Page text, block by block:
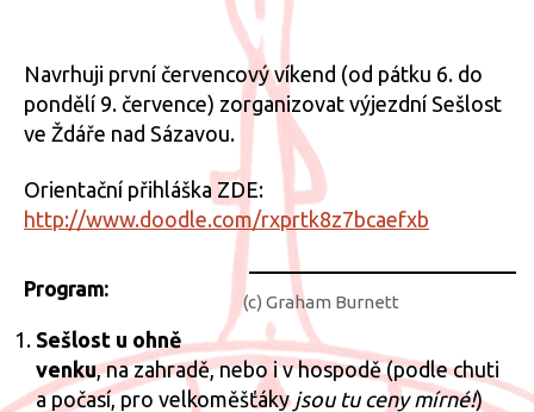
příspěvku
Navrhuji první červencový víkend (od pátku 6. do
pondělí 9. července) zorganizovat výjezdní Sešlost
ve Ždáře nad Sázavou.
Orientační přihláška ZDE:
http://www.doodle.com/rxprtk8z7bcaefxb
(c) Graham Burnett
Program:
Sešlost u ohně
venku, na zahradě, nebo i v hospodě (podle chuti
a počasí, pro velkoměšťáky jsou tu ceny mírné!)